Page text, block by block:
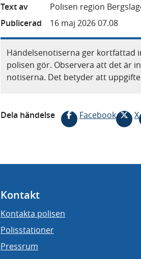
Text av
Polisen region
Publicerad
16 maj 2026 07.08
Händelsenotiserna ger kortfattad
polisen gör. Observera att det är
notiserna. Det betyder att
Dela händelse Facebook X
Kontakt
Kontakta polisen
Polisstationer
Pressrum